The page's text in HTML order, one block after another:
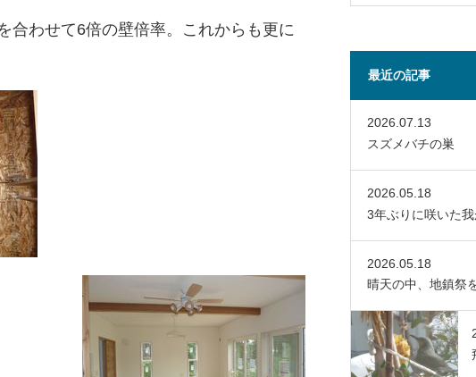
合わせて6倍の壁倍率。これからも更に
最近の記事
2026.07.13
スズメバチの巣
2026.05.18
3年ぶりに咲いた
2026.05.18
晴天の中、地鎮祭